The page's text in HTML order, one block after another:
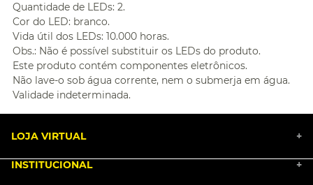
Quantidade de LEDs: 2.
Cor do LED: branco.
Vida útil dos LEDs: 10.000 horas.
Obs.: Não é possível substituir os LEDs do produto.
Este produto contém componentes eletrônicos.
Não lave-o sob água corrente, nem o submerja em água.
Validade indeterminada.
LOJA VIRTUAL +
INSTITUCIONAL +